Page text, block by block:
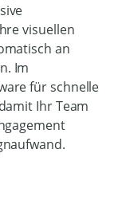
visuellen
an
Im
für schnelle
Ihr Team